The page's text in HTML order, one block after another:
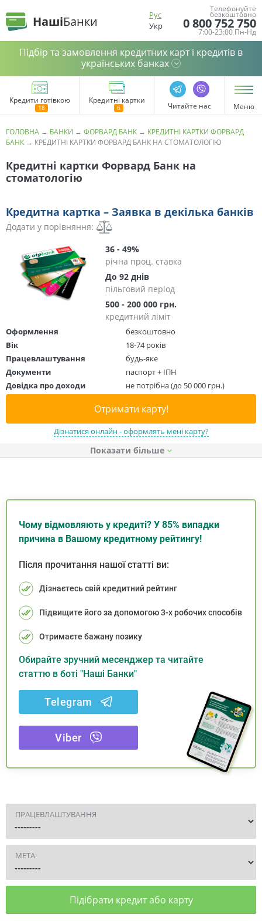
НашіБанки
Рус
Укр
Телефонуйте
безкоштовно
0 800 752 750
7:00-23:00 Пн-Нд
Підбір та замовлення кредитних карт і кредитів в
українських банках
Кредити готівкою Кредитні картки
Читайте нас Меню
ГОЛОВНА → БАНКИ → ФОРВАРД БАНК → КРЕДИТНІ КАРТКИ ФОРВАРД
БАНК → КРЕДИТНІ КАРТКИ ФОРВАРД БАНК НА СТОМАТОЛОГІЮ
Кредитні картки Форвард Банк на
стоматологію
Кредитна картка – Заявка в декілька банків
Додати у порівняння:
36 - 49%
річна проц. ставка
До 92 днів
пільговий період
500 - 200 000 грн.
кредитний ліміт
Оформлення
безкоштовно
Вік
18-74 років
Працевлаштування
будь-яке
Документи
паспорт + ІПН
Довідка про доходи
не потрібна (до 50 000 грн.)
Отримати карту!
Дізнатися онлайн - оформлять мені карту?
Показати
Чому відмовляють у кредиті? У 85% випадки
причина в Вашому кредитному рейтингу!
Після прочитання нашої статті ви:
Дізнаєтесь свій кредитний рейтинг
Підвищите його за допомогою 3-х робочих способів
Отримаєте бажану позику
Обирайте зручний месенджер та читайте
статтю в боті "Наші Банки"
Telegram
Viber
ПРАЦЕВЛАШТУВАННЯ
МЕТА
Підібрати кредит або карту